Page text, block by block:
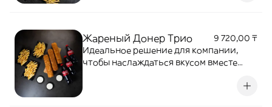
Жареный Донер Трио
9 720,00 ₸
Идеальное решение для компании,
чтобы наслаждаться вкусом вместе